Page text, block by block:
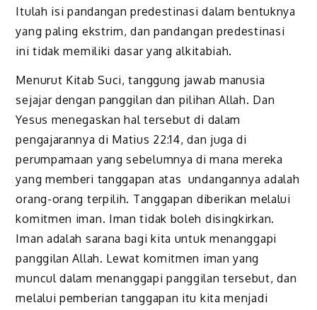
Itulah isi pandangan predestinasi dalam bentuknya
yang paling ekstrim, dan pandangan predestinasi
ini tidak memiliki dasar yang alkitabiah.
Menurut Kitab Suci, tanggung jawab manusia
sejajar dengan panggilan dan pilihan Allah. Dan
Yesus menegaskan hal tersebut di dalam
pengajarannya di Matius 22:14, dan juga di
perumpamaan yang sebelumnya di mana mereka
yang memberi tanggapan atas undangannya adalah
orang-orang terpilih. Tanggapan diberikan melalui
komitmen iman. Iman tidak boleh disingkirkan.
Iman adalah sarana bagi kita untuk menanggapi
panggilan Allah. Lewat komitmen iman yang
muncul dalam menanggapi panggilan tersebut, dan
melalui pemberian tanggapan itu kita menjadi